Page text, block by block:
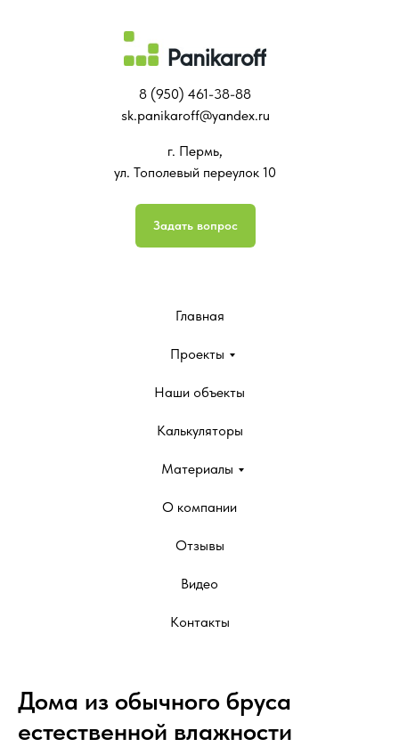
8 (950) 461-38-88
sk.panikaroff@yandex.ru
г. Пермь,
ул. Тополевый переулок 10
Задать вопрос
Главная
Проекты
Наши объекты
Калькуляторы
Материалы
О компании
Отзывы
Видео
Контакты
Дома из обычного бруса
естественной влажности